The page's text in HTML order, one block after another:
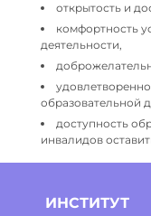
открытость и
комфортность
деятельности,
образовательной
доступность
инвалидов
ИНСТИТУТ